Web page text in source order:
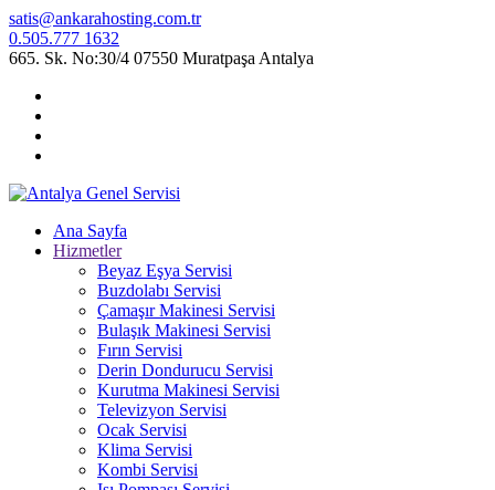
satis@ankarahosting.com.tr
0.505.777 1632
665. Sk. No:30/4 07550 Muratpaşa Antalya
Ana Sayfa
Hizmetler
Beyaz Eşya Servisi
Buzdolabı Servisi
Çamaşır Makinesi Servisi
Bulaşık Makinesi Servisi
Fırın Servisi
Derin Dondurucu Servisi
Kurutma Makinesi Servisi
Televizyon Servisi
Ocak Servisi
Klima Servisi
Kombi Servisi